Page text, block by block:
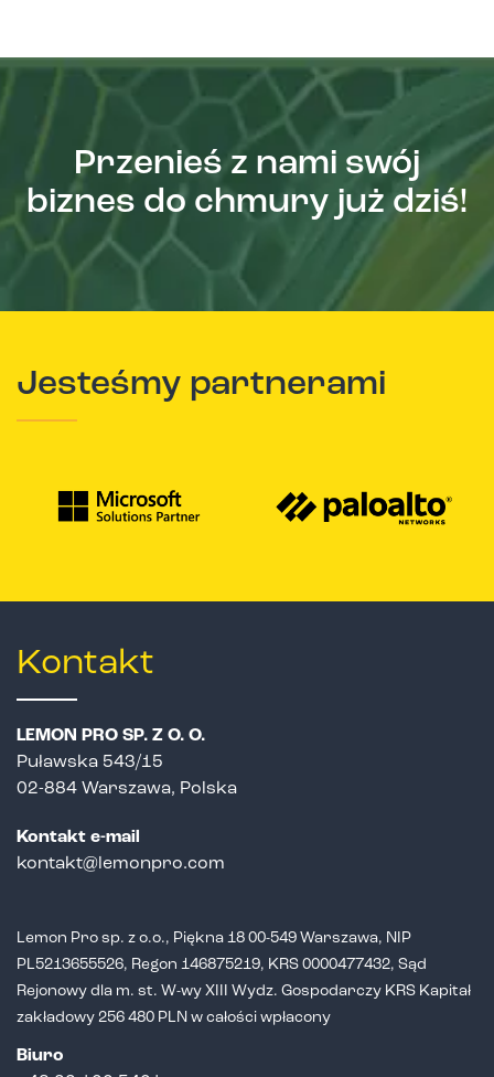
Przenieś z nami swój
biznes do chmury już dziś!
Jesteśmy partnerami
Kontakt
LEMON PRO SP. Z O. O.
Puławska 543/15
02-884 Warszawa, Polska
Kontakt e-mail
kontakt@lemonpro.com
Lemon Pro sp. z o.o., Piękna 18 00-549 Warszawa, NIP
PL5213655526, Regon 146875219, KRS 0000477432, Sąd
Rejonowy dla m. st. W-wy XIII Wydz. Gospodarczy KRS Kapitał
zakładowy 256 480 PLN w całości wpłacony
Biuro